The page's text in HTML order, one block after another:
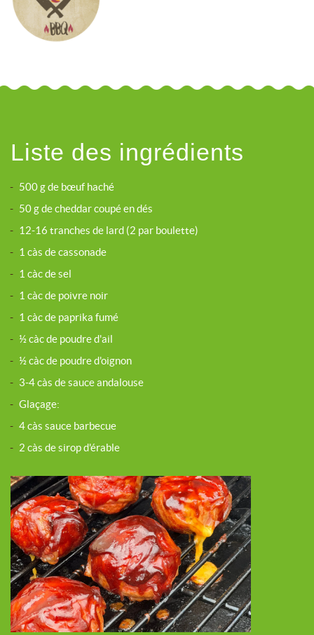
Liste des ingrédients
- 500 g de bœuf haché
- 50 g de cheddar coupé en dés
- 12-16 tranches de lard (2 par boulette)
- 1 càs de cassonade
- 1 càc de sel
- 1 càc de poivre noir
- 1 càc de paprika fumé
- ½ càc de poudre d'ail
- ½ càc de poudre d'oignon
- 3-4 càs de sauce andalouse
- Glaçage:
- 4 càs sauce barbecue
- 2 càs de sirop d'érable